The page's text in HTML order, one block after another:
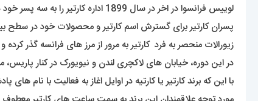
لوییس فرانسوا در اخر در سال 1899 اداره کارتیر را به سه پسر خود داد.
پسران کارتیر برای گسترش اسم کارتیر و محصولات خود در سطح
زیورالات منحصر به فرد کارتیر به مرور از مرز های فرانسه گذر کرده
در این دوره، خیابان های لاکچری لندن و نیویورک در کنار
با این که برند کارتیر یا کارتیه در اوایل اغاز به فعالیت با